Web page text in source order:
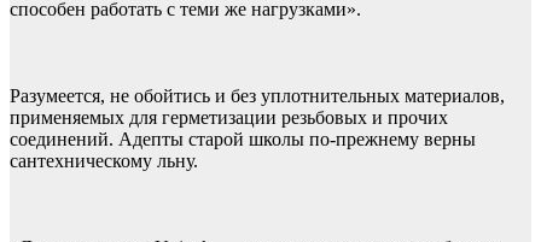
способен работать с теми же нагрузками».
Разумеется, не обойтись и без уплотнительных материалов,
применяемых для герметизации резьбовых и прочих
соединений. Адепты старой школы по-прежнему верны
сантехническому льну.